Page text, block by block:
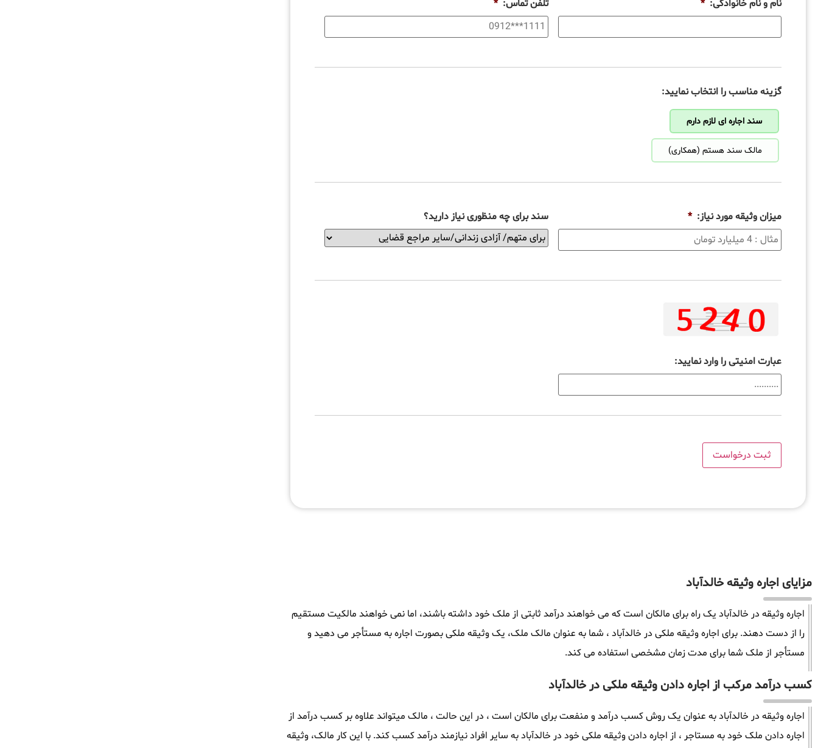
نام و نام خانوادگی: * تلفن تماس: *
گزینه مناسب را انتخاب نمایید:
سند اجاره ای لازم دارم
مالک سند هستم (همکاری)
میزان وثیقه مورد نیاز: * سند برای چه منظوری نیاز دارید؟
عبارت امنیتی را وارد نمایید:
مزایای اجاره وثیقه خالدآباد
اجاره وثیقه در خالدآباد یک راه برای مالکان است که می خواهند درآمد ثابتی از ملک خود داشته باشند، اما نمی خواهند مالکیت مستقیم
را از دست دهند. برای اجاره وثیقه ملکی در خالدآباد ، شما به عنوان مالک ملک، یک وثیقه ملکی بصورت اجاره به مستأجر می دهید و
مستأجر از ملک شما برای مدت زمان مشخصی استفاده می کند.
کسب درآمد مرکب از اجاره دادن وثیقه ملکی در خالدآباد
اجاره وثیقه در خالدآباد به عنوان یک روش کسب درآمد و منفعت برای مالکان است ، در این حالت ، مالک میتواند علاوه بر کسب درآمد از
اجاره دادن ملک خود به مستاجر ، از اجاره دادن وثیقه ملکی خود در خالدآباد به سایر افراد نیازمند درآمد کسب کند. با این کار مالک، وثیقه